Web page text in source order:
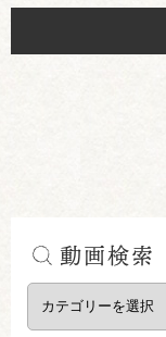
動画検索